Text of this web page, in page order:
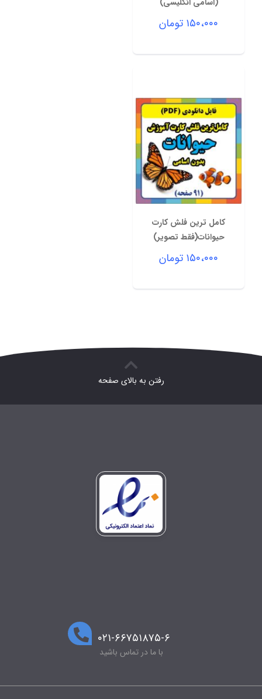
۱۵۰،۰۰۰ تومان
کامل ترین فلش کارت
حیوانات(فقط تصویر)
۱۵۰،۰۰۰ تومان
رفتن به بالای صفحه
۰۲۱-۶۶۷۵۱۸۷۵-۶
با ما در تماس باشید